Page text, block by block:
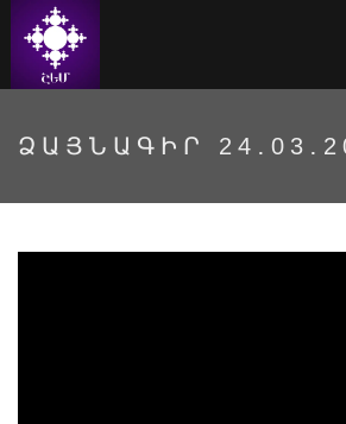
ՁԱՅՆԱԳԻՐ